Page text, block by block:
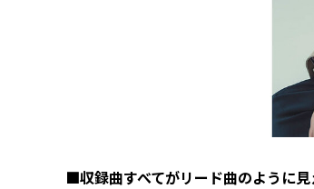
■収録曲すべてがリード曲のように